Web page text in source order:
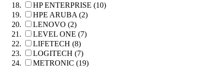
HP ENTERPRISE (10)
HPE ARUBA (2)
LENOVO (2)
LEVEL ONE (7)
LIFETECH (8)
LOGITECH (7)
METRONIC (19)